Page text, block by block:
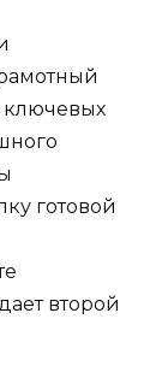
готовой
второй